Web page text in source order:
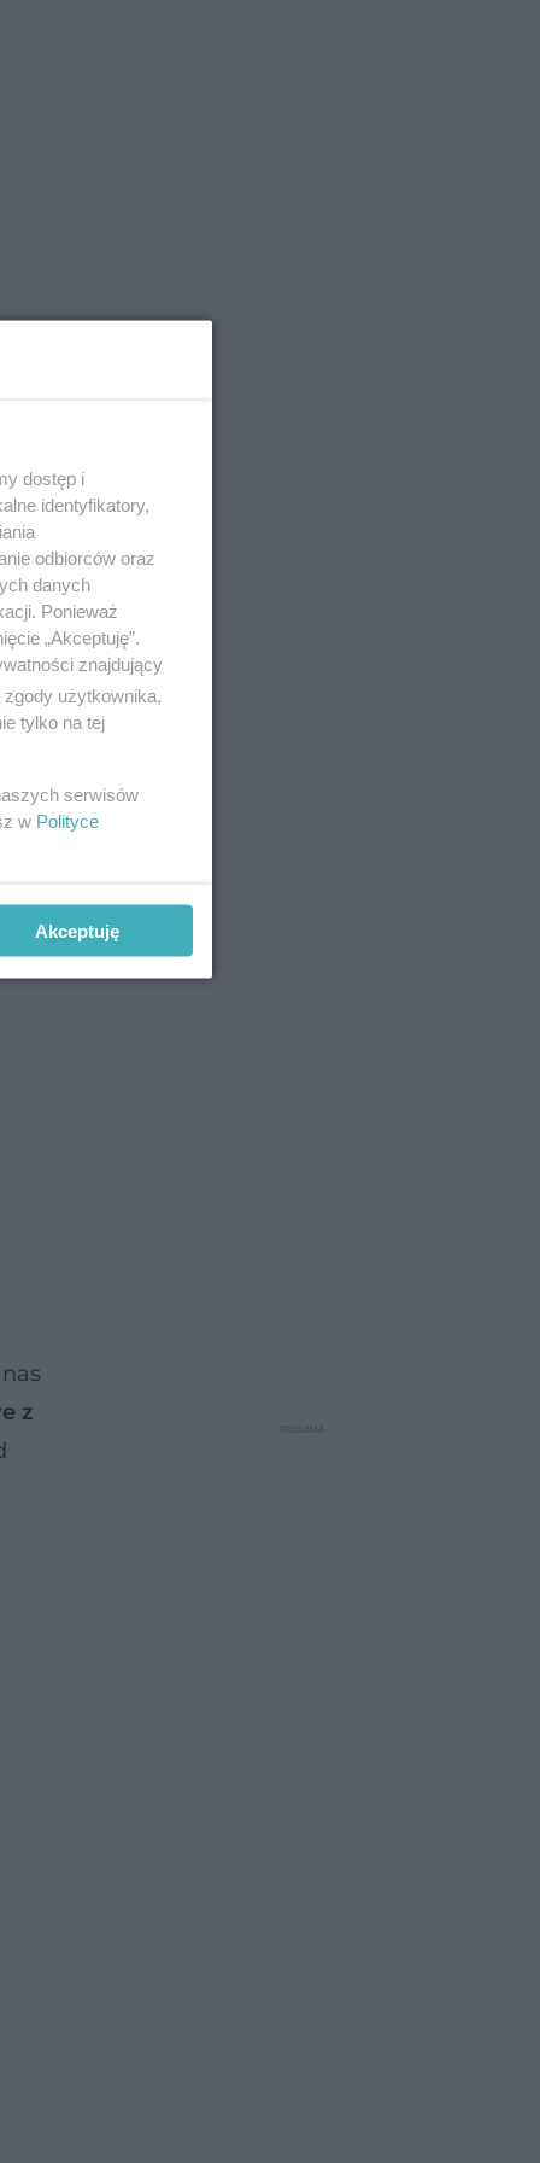
z
dostęp i
identyfikatory,
odbiorców oraz
danych
Ponieważ
„Akceptuję”.
znajdujący
użytkownika,
tylko na tej
serwisów
w Polityce
Akceptuję